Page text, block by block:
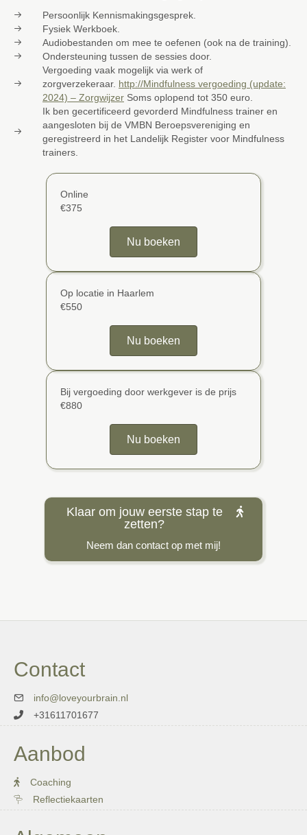
Persoonlijk Kennismakingsgesprek.
Fysiek Werkboek.
Audiobestanden om mee te oefenen (ook na de training).
Ondersteuning tussen de sessies door.
Vergoeding vaak mogelijk via werk of
zorgverzekeraar. http://Mindfulness vergoeding (update:
2024) – Zorgwijzer Soms oplopend tot 350 euro.
Ik ben gecertificeerd gevorderd Mindfulness trainer en
aangesloten bij de VMBN Beroepsvereniging en
geregistreerd in het Landelijk Register voor Mindfulness
trainers.
Online
€375
Nu boeken
Op locatie in Haarlem
€550
Nu boeken
Bij vergoeding door werkgever is de prijs
€880
Nu boeken
Klaar om jouw eerste stap te
zetten?
Neem dan contact op met mij!
Contact
info@loveyourbrain.nl
+31611701677
Aanbod
Coaching
Reflectiekaarten